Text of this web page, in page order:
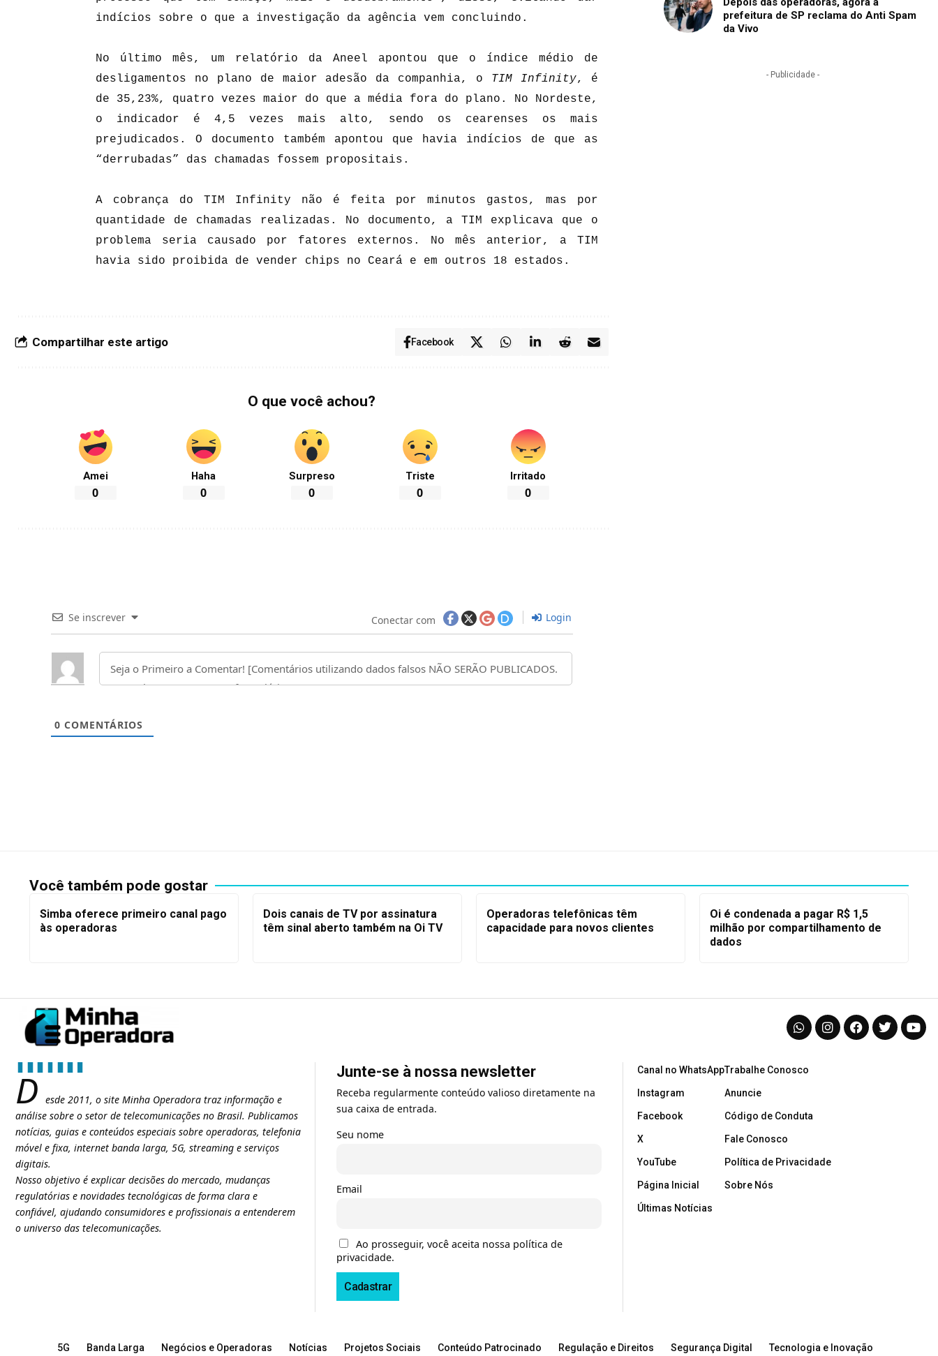
indícios sobre o que a investigação da agência vem concluindo.
No último mês, um relatório da Aneel apontou que o índice médio de
desligamentos no plano de maior adesão da companhia, o
TIM Infinity, é
de 35,23%, quatro vezes maior do que a média fora do plano. No Nordeste,
o indicador é 4,5 vezes mais alto, sendo os cearenses os mais
prejudicados. O documento também apontou que havia indícios de que as
“derrubadas” das chamadas fossem propositais.
A cobrança do TIM Infinity não é feita por minutos gastos, mas por
quantidade de chamadas realizadas. No documento, a TIM explicava que o
problema seria causado por fatores externos. No mês anterior, a TIM
havia sido proibida de vender chips no Ceará e em outros 18 estados.
Compartilhar este artigo Facebook
O que você achou?
Amei
0
Haha
0
Surpreso
0
Triste
0
Irritado
0
Se inscrever Conectar com Login
0 COMENTÁRIOS
prefeitura de SP reclama do Anti Spam
da Vivo
- Publicidade -
Você também pode gostar
Simba oferece primeiro canal pago
às operadoras
Dois canais de TV por assinatura
têm sinal aberto também na Oi TV
Operadoras telefônicas têm
capacidade para novos clientes
Oi é condenada a pagar R$ 1,5
milhão por compartilhamento de
dados
D esde 2011, o site Minha Operadora traz informação e
análise sobre o setor de telecomunicações no Brasil. Publicamos
notícias, guias e conteúdos especiais sobre operadoras, telefonia
móvel e fixa, internet banda larga, 5G, streaming e serviços
digitais.
Nosso objetivo é explicar decisões do mercado, mudanças
regulatórias e novidades tecnológicas de forma clara e
confiável, ajudando consumidores e profissionais a entenderem
o universo das telecomunicações.
Junte-se à nossa newsletter
Receba regularmente conteúdo valioso diretamente na
sua caixa de entrada.
Seu nome
Email
Ao prosseguir, você aceita nossa política de
privacidade.
Canal no WhatsApp
Instagram
Facebook
X
YouTube
Página Inicial
Últimas Notícias
Trabalhe Conosco
Anuncie
Código de Conduta
Fale Conosco
Política de Privacidade
Sobre Nós
5G Banda Larga Negócios e Operadoras Notícias Projetos Sociais Conteúdo Patrocinado Regulação e Direitos Segurança Digital Tecnologia e Inovação